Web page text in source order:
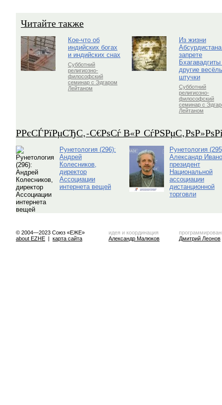
Читайте также
Кое-что об
индийских богах
и индийских снах
Субботний
религиозно-
философский
семинар с Эдгаром
Лейтаном
Из жизни
запрете
Бхагавадгиты
другие
штучки
Субботний
религиозно-
философский
семинар с
Лейтаном
Р­РєСЃРїРµСЂС‚-С€РѕСѓ В«Р
Рунетология (296):
Андрей
Колесников,
директор
Ассоциации
интернета вещей
Рунетология
Александр
президент
Национальной
ассоциации
дистанционной
торговли
© 2004—2023 Союз «ЕЖЕ»
about EZHE | карта сайта
идея и координация
Александр Малюков
Дмитрий Леонов